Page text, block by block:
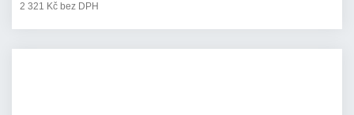
2 321 Kč bez DPH